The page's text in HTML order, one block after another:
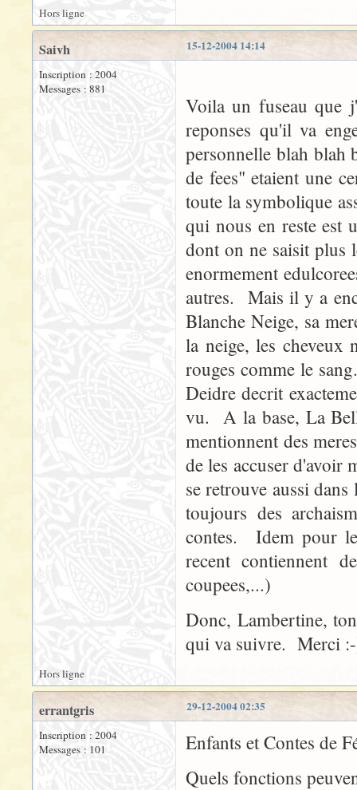
Hors ligne
15-12-2004 14:14
Saivh
Inscription : 2004
Messages : 881
Voila un fuseau que
reponses qu'il va
personnelle blah blah
de fees" etaient une
toute la symbolique
qui nous en reste est
dont on ne saisit plus
enormement
autres. Mais il y a
Blanche Neige, sa
la neige, les cheveux
rouges comme le
Deidre decrit
vu. A la base, La
mentionnent des
de les accuser d'avoir
se retrouve aussi
toujours des
contes. Idem pour
recent contiennent
coupees,...)
Donc, Lambertine,
qui va suivre. Merci
Hors ligne
29-12-2004 02:35
errantgris
Inscription : 2004
Messages : 101
Enfants et Contes de
Quels fonctions